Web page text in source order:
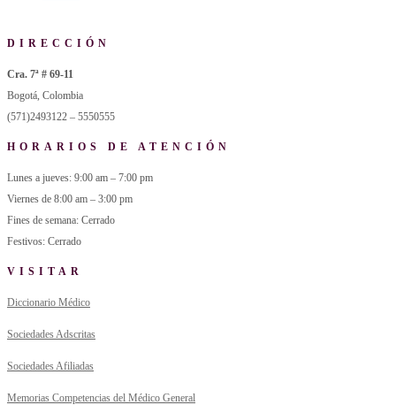
DIRECCIÓN
Cra. 7ª # 69-11
Bogotá, Colombia
(571)2493122 – 5550555
HORARIOS DE ATENCIÓN
Lunes a jueves: 9:00 am – 7:00 pm
Viernes de 8:00 am – 3:00 pm
Fines de semana: Cerrado
Festivos: Cerrado
VISITAR
Diccionario Médico
Sociedades Adscritas
Sociedades Afiliadas
Memorias Competencias del Médico General